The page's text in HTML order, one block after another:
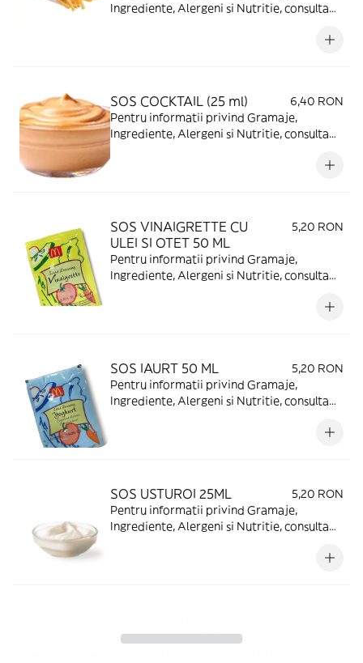
Ingrediente, Alergeni si Nutritie, consulta
SOS COCKTAIL (25 ml)
6,40 RON
Pentru informatii privind Gramaje,
Ingrediente, Alergeni si Nutritie, consulta
SOS VINAIGRETTE CU
ULEI SI OTET 50 ML
5,20 RON
Pentru informatii privind Gramaje,
Ingrediente, Alergeni si Nutritie, consulta
SOS IAURT 50 ML
5,20 RON
Pentru informatii privind Gramaje,
Ingrediente, Alergeni si Nutritie, consulta
SOS USTUROI 25ML
5,20 RON
Pentru informatii privind Gramaje,
Ingrediente, Alergeni si Nutritie, consulta
Pentru informatii privind Gramaje,